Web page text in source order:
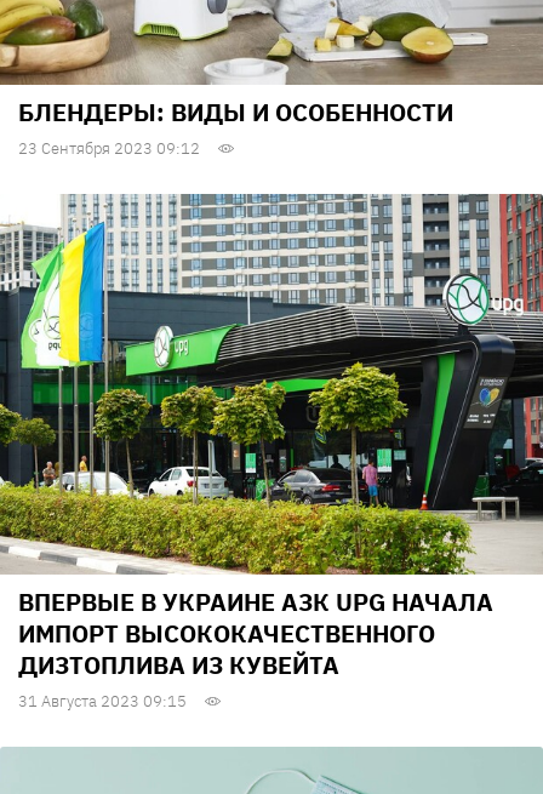
БЛЕНДЕРЫ: ВИДЫ И ОСОБЕННОСТИ
23 Сентября 2023 09:12
ВПЕРВЫЕ В УКРАИНЕ АЗК UPG НАЧАЛА
ИМПОРТ ВЫСОКОКАЧЕСТВЕННОГО
ДИЗТОПЛИВА ИЗ КУВЕЙТА
31 Августа 2023 09:15